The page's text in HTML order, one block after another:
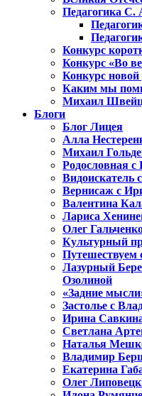
Педагогика С.
Конкурс
Конкурс «Во
Конкурс
Каким мы
Михаил
Блоги
Блог Лицея
Алла
Михаил
Родословная
Вернисаж с
Валентина
Лариса
Олег
Культурный
Путешествуем
Лазурный
Озолиной
«Задние
Застолье с
Ирина
Светлана
Наталья
Владимир
Екатерина
Олег